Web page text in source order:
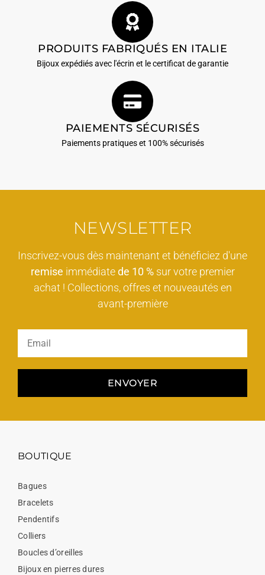
PRODUITS FABRIQUÉS EN ITALIE
Bijoux expédiés avec l'écrin et le certificat de garantie
PAIEMENTS SÉCURISÉS
Paiements pratiques et 100% sécurisés
NEWSLETTER
Inscrivez-vous dès maintenant et bénéficiez d'une
remise immédiatede 10 %sur votre premier
achat ! Collections, offres et nouveautés en
avant-première
ENVOYER
BOUTIQUE
Bagues
Bracelets
Pendentifs
Colliers
Boucles d’oreilles
Bijoux en pierres dures